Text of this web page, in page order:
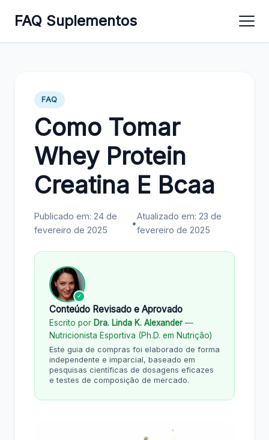
FAQ Suplementos
FAQ
Como Tomar
Whey Protein
Creatina E Bcaa
Publicado em: 24 de
fevereiro de 2025
•
Atualizado em: 23 de
fevereiro de 2025
✓
Conteúdo Revisado e Aprovado
Escrito por Dra. Linda K. Alexander—
Nutricionista Esportiva (Ph.D. em Nutrição)
Este guia de compras foi elaborado de forma
independente e imparcial, baseado em
pesquisas científicas de dosagens eficazes
e testes de composição de mercado.